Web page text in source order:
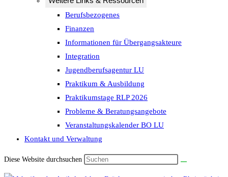
Berufsbezogenes
Finanzen
Informationen für Übergangsakteure
Integration
Jugendberufsagentur LU
Praktikum & Ausbildung
Praktikumstage RLP 2026
Probleme & Beratungsangebote
Veranstaltungskalender BO LU
Kontakt und Verwaltung
Diese Website durchsuchen